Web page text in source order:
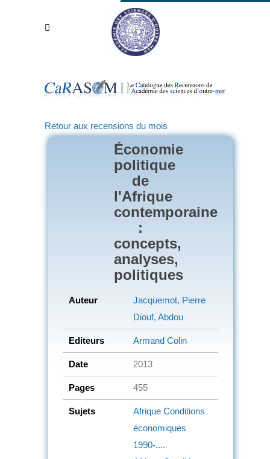
Retour aux recensions du mois
Économie
politique
de
l'Afrique
contemporaine
:
concepts,
analyses,
politiques
Auteur
Jacquemot, Pierre
Diouf, Abdou
Editeurs Armand Colin
Date 2013
Pages 455
Sujets Afrique Conditions
économiques
1990-....